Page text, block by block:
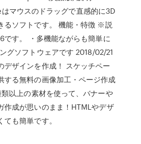
マウスのドラッグで直感的に3D
るソフトです。 機能・特徴 ※説
です。 ・多機能ながらも簡単に
グソフトウェアです 2018/02/21
デザインを作成！ スケッチペー
する無料の画像加工・ページ作成
以上の素材を使って、バナーや
作成が思いのまま！HTMLやデザ
も簡単です。